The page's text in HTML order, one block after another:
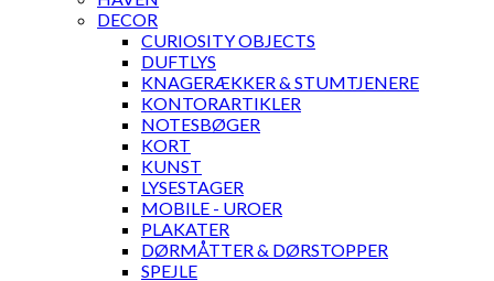
DECOR
CURIOSITY OBJECTS
DUFTLYS
KNAGERÆKKER & STUMTJENERE
KONTORARTIKLER
NOTESBØGER
KORT
KUNST
LYSESTAGER
MOBILE - UROER
PLAKATER
DØRMÅTTER & DØRSTOPPER
SPEJLE